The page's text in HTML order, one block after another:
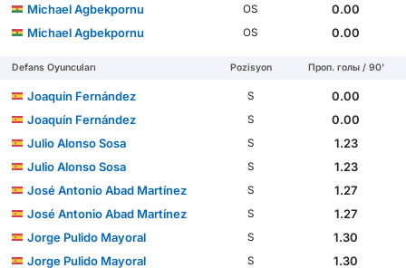
Michael Agbekpornu
OS
0.00
Michael Agbekpornu
OS 0.00
Defans Oyuncuları Pozisyon Проп. голы / 90'
Joaquín Fernández S
0.00
Joaquín Fernández
S
0.00
Julio Alonso Sosa
S
1.23
Julio Alonso Sosa
S
1.23
José Antonio Abad Martínez
S
1.27
José Antonio Abad Martínez
S
1.27
Jorge Pulido Mayoral
S
1.30
Jorge Pulido Mayoral
S 1.30